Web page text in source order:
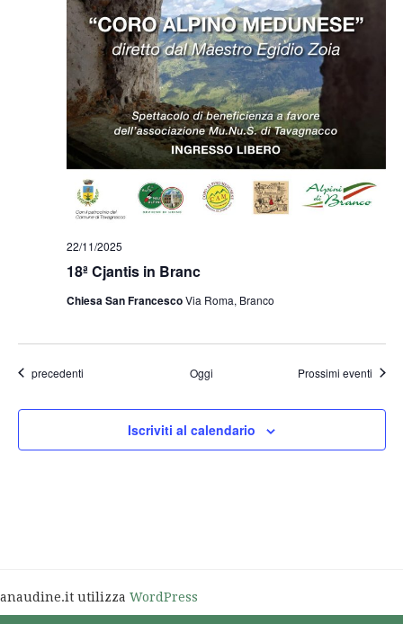
18ª Cjantis in Branc
22/11/2025
Chiesa San FrancescoVia Roma, Branco
Eventi
precedenti Oggi Prossimi eventi
Iscriviti al calendario
anaudine.it utilizza WordPress